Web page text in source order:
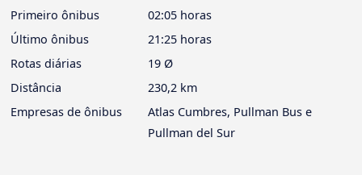
Primeiro ônibus
02:05 horas
Último ônibus
21:25 horas
Rotas diárias
19 Ø
Distância
230,2 km
Empresas de ônibus
Atlas Cumbres, Pullman Bus e
Pullman del Sur